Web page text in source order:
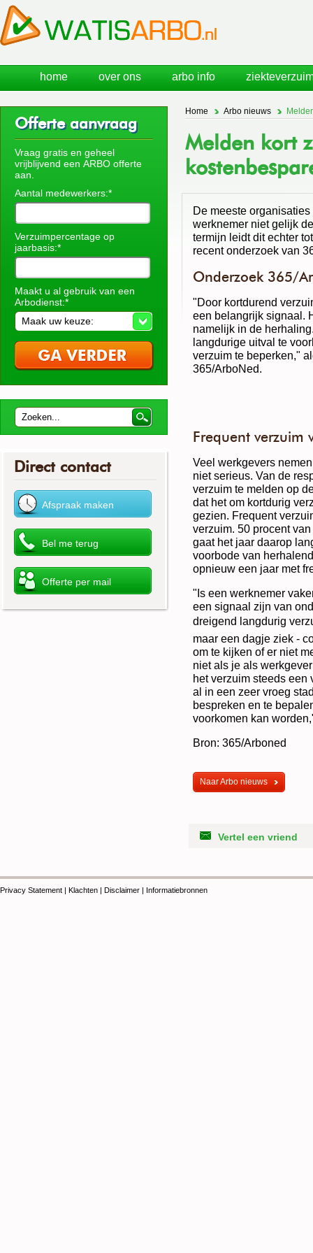
Home Arbo nieuws
Melden kort
De meeste
werknemer niet gelijk
termijn leidt dit echter
recent onderzoek van
Onderzoek 365/
"Door kortdurend
een belangrijk signaal.
namelijk in de
langdurige uitval te
verzuim te beperken,"
365/ArboNed.
Frequent verzuim
Veel werkgevers
niet serieus. Van de
verzuim te melden op
dat het om kortdurig
gezien. Frequent
verzuim. 50 procent
gaat het jaar daarop
voorbode van
opnieuw een jaar met
"Is een werknemer
een signaal zijn van
dreigend langdurig
maar een dagje ziek -
om te kijken of er niet
niet als je als
het verzuim steeds een
al in een zeer vroeg
bespreken en te
voorkomen kan
Bron: 365/Arboned
Naar Arbo nieuws
Vertel een vriend
Offerte aanvraag
Vraag gratis en geheel
vrijblijvend een ARBO offerte
aan.
Aantal medewerkers:*
Verzuimpercentage op
jaarbasis:*
Maakt u al gebruik van een
Arbodienst:*
Maak uw keuze:
Direct contact
Privacy Statement | Klachten | Disclaimer | Informatiebronnen
home over ons arbo info